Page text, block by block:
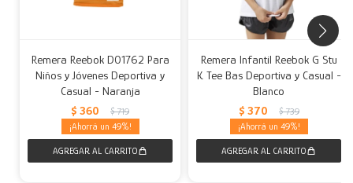
Remera Reebok D01762 Para
Niños y Jóvenes Deportiva y
Casual - Naranja
$ 360 $ 719
49
Remera Infantil Reebok G Stu
K Tee Bas Deportiva y Casual -
Blanco
$ 370 $ 739
49